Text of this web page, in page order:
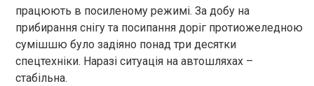
працюють в посиленому режимі. За добу на
прибирання снігу та посипання доріг протиожеледною
сумішшю було задіяно понад три десятки
спецтехніки. Наразі ситуація на автошляхах –
стабільна.